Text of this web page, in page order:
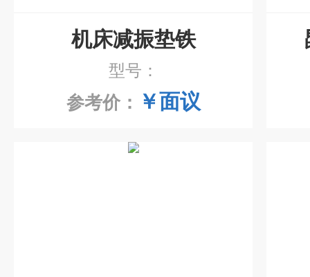
机床减振垫铁
型号：
参考价： ￥面议